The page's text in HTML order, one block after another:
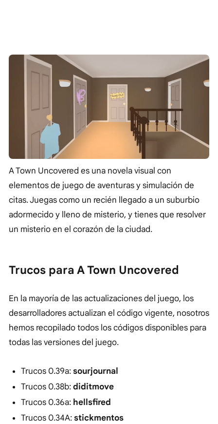
A Town Uncovered es una novela visual con
elementos de juego de aventuras y simulación de
citas. Juegas como un recién llegado a un suburbio
adormecido y lleno de misterio, y tienes que resolver
un misterio en el corazón de la ciudad.
Trucos para A Town Uncovered
En la mayoría de las actualizaciones del juego, los
desarrolladores actualizan el código vigente, nosotros
hemos recopilado todos los códigos disponibles para
todas las versiones del juego.
Trucos 0.39a:sourjournal
Trucos 0.38b:diditmove
Trucos 0.36a: hellsfired
Trucos 0.34A:stickmentos